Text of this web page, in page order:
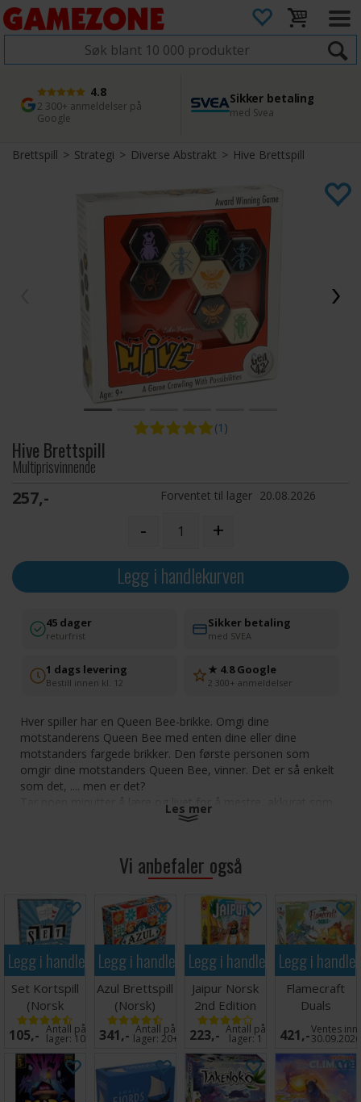
4.8
2 300+ anmeldelser på
Google
Sikker betaling
med Svea
1 dags levering
Bestill innen kl. 12
45 dager returfrist
Enkel retur
Brettspill>Strategi> Diverse Abstrakt> Hive Brettspill
(1)
Hive Brettspill
Multiprisvinnende
257,- Forventet til lager 20.08.2026
- +
Legg i handlekurven
45 dager
returfrist
Sikker betaling
med SVEA
1 dags levering
Bestill innen kl. 12
★ 4.8 Google
2 300+ anmeldelser
Hver spiller har en Queen Bee-brikke. Omgi dine
motstanderens Queen Bee med enten dine eller dine
motstanders fargede brikker. Den første personen som
omgir dine motstanders Queen Bee, vinner. Det er så enkelt
som det, .... men er det?
Tar noen minutter å lære og livet for å mestre, akkurat som
Vinner av: Mensa Select (mensa), Seal of approval (national
parenting senter), Product of Excellence (Dr. Toy)
Alder 9+
Spillere: 2
Spilletid: 10 minutter
Språk: Spillet er uten språk, regler på engelsk
Les mer
Vi anbefaler også
Legg i handlekurven
Set Kortspill
(Norsk
utgave)
105,- Antall på
lager: 10
Legg i handlekurven
Azul Brettspill
(Norsk)
341,- Antall på
lager:20+
Legg i handlekurven
Jaipur Norsk
2nd Edition
Brettspill
223,- Antall på
lager:1
Legg i
Flamecraft
Duals
Brettspill
421,-Ventes inn
30.09.2026